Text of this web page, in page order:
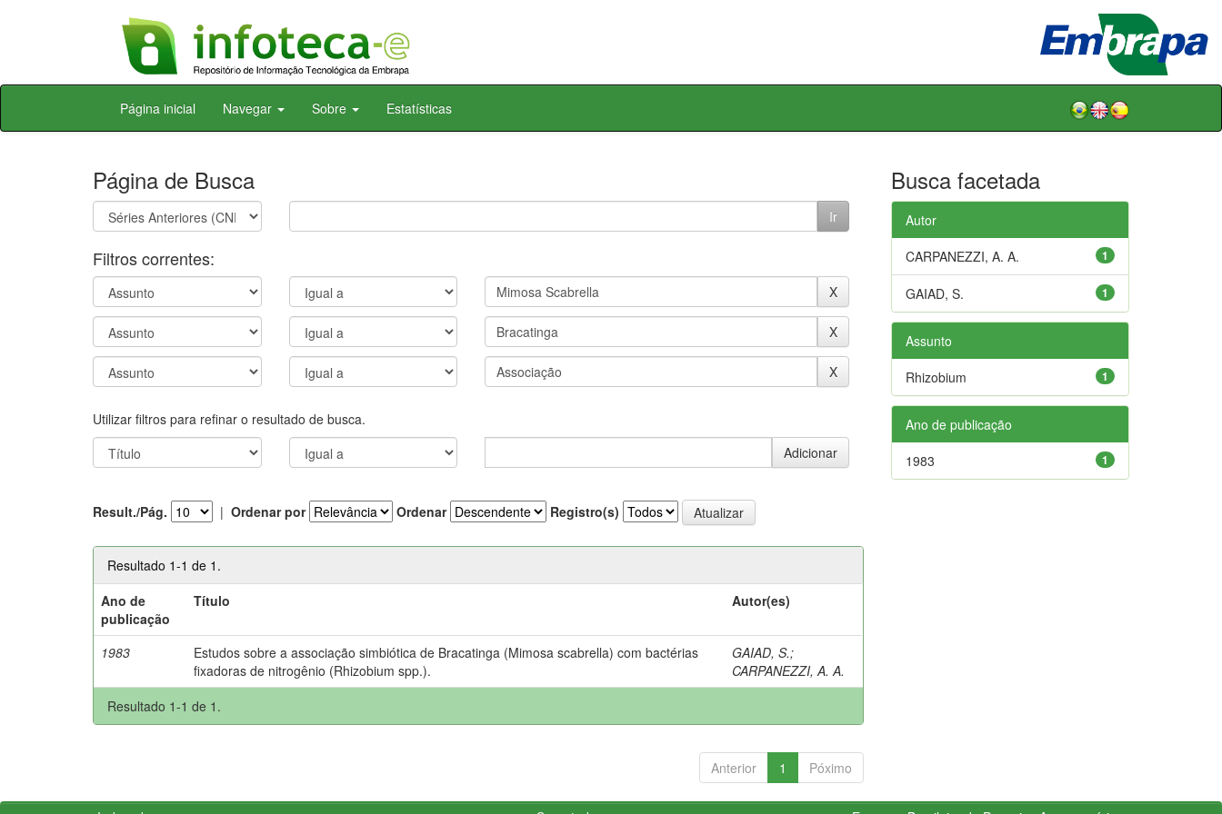
Skip
Página inicial Navegar Sobre Estatísticas
Página de Busca
Filtros correntes:
Utilizar filtros para refinar o resultado de busca.
Result./Pág. | Ordenar por Ordenar Registro(s)
Resultado 1-1 de 1.
Ano de
publicação
Título Autor(es)
1983
Estudos sobre a associação simbiótica de Bracatinga (Mimosa scabrella) com bactérias
fixadoras de nitrogênio (Rhizobium spp.).
GAIAD, S.;
CARPANEZZI, A. A.
Resultado 1-1 de 1.
Anterior 1 Póximo
Busca facetada
Autor
1
CARPANEZZI, A. A.
1
GAIAD, S.
Assunto
1
Rhizobium
Ano de publicação
1
1983